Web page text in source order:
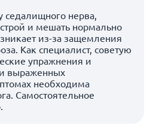
нерва,
и мешать нормально
из-за защемления
Как специалист, советую
упражнения и
выраженных
необходима
Самостоятельное